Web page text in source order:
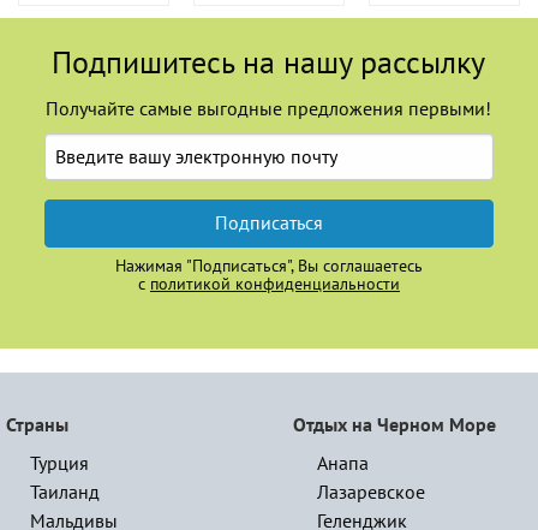
Подпишитесь на нашу рассылку
Получайте самые выгодные предложения первыми!
Подписаться
Нажимая "Подписаться", Вы соглашаетесь
с политикой конфиденциальности
Страны
Турция
Таиланд
Мальдивы
Отдых на Черном Море
Анапа
Лазаревское
Геленджик